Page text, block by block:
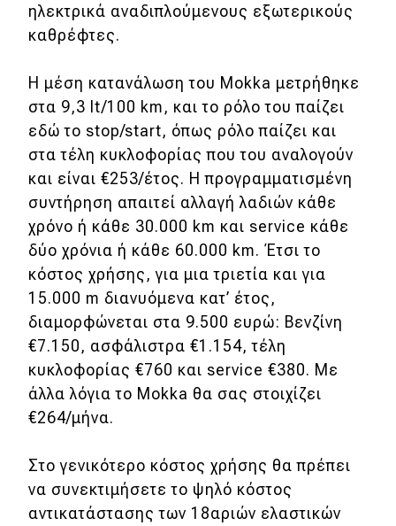
ηλεκτρικά αναδιπλούμενους εξωτερικούς
καθρέφτες.
Η μέση κατανάλωση του Mokka μετρήθηκε
στα 9,3 lt/100 km, και το ρόλο του παίζει
εδώ το stop/start, όπως ρόλο παίζει και
στα τέλη κυκλοφορίας που του αναλογούν
και είναι €253/έτος. Η προγραμματισμένη
συντήρηση απαιτεί αλλαγή λαδιών κάθε
χρόνο ή κάθε 30.000 km και service κάθε
δύο χρόνια ή κάθε 60.000 km. Έτσι το
κόστος χρήσης, για μια τριετία και για
15.000 m διανυόμενα κατ’ έτος,
διαμορφώνεται στα 9.500 ευρώ: Βενζίνη
€7.150, ασφάλιστρα €1.154, τέλη
κυκλοφορίας €760 και service €380. Με
άλλα λόγια το Mokka θα σας στοιχίζει
€264/μήνα.
Στο γενικότερο κόστος χρήσης θα πρέπει
να συνεκτιμήσετε το ψηλό κόστος
αντικατάστασης των 18αριών ελαστικών